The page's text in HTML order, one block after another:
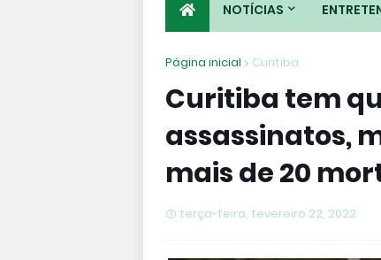
NOTÍCIAS
Página inicial Curitiba
Curitiba tem
assassinatos,
mais de 20
terça-feira, fevereiro 22, 2022